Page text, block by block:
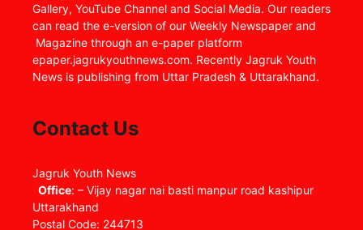
Gallery, YouTube Channel and Social Media. Our readers
can read the e-version of our Weekly Newspaper and
Magazine through an e-paper platform
epaper.jagrukyouthnews.com. Recently Jagruk Youth
News is publishing from Uttar Pradesh & Uttarakhand.
Contact Us
Jagruk Youth News
Office: – Vijay nagar nai basti manpur road kashipur
Uttarakhand
Postal Code: 244713